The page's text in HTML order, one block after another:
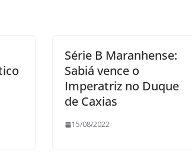
Série B Maranhense:
Sabiá vence o
Imperatriz no Duque
de Caxias
15/08/2022